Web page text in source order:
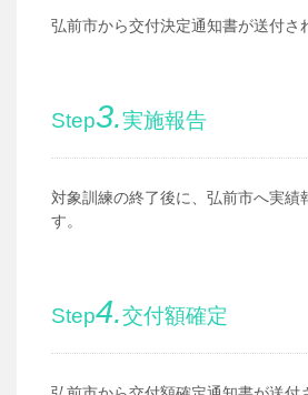
弘前市から交付決定通知書が送付さ
Step3.実施報告
対象訓練の終了後に、弘前市へ実績
す。
Step4.交付額確定